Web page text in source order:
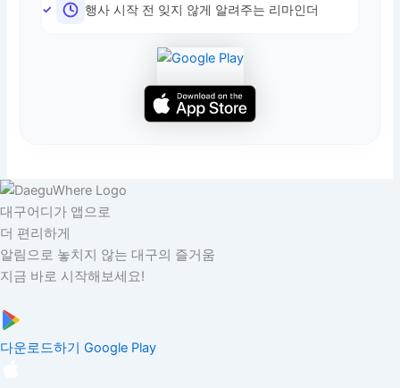
행사 시작 전 잊지 않게 알려주는 리마인더
대구어디가 앱으로
더 편리하게
알림으로 놓치지 않는 대구의 즐거움
지금 바로 시작해보세요!
다운로드하기 Google Play